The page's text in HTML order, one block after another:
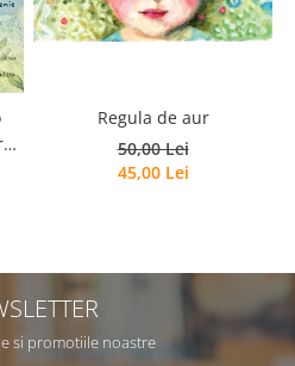
Regula de aur
50,00 Lei
45,00 Lei
si promotiile noastre